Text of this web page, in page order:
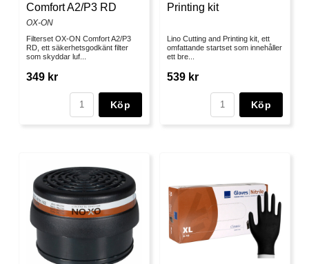
Comfort A2/P3 RD
OX-ON
Filterset OX-ON Comfort A2/P3
RD, ett säkerhetsgodkänt filter
som skyddar luf...
349 kr
Köp
Printing kit
Lino Cutting and Printing kit, ett
omfattande startset som innehåller
ett bre...
539 kr
Köp